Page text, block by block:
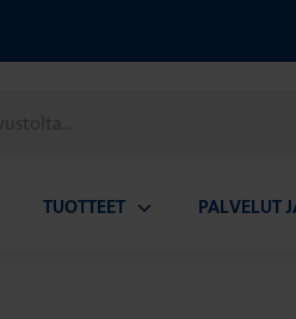
TUOTTEET PALVELUT